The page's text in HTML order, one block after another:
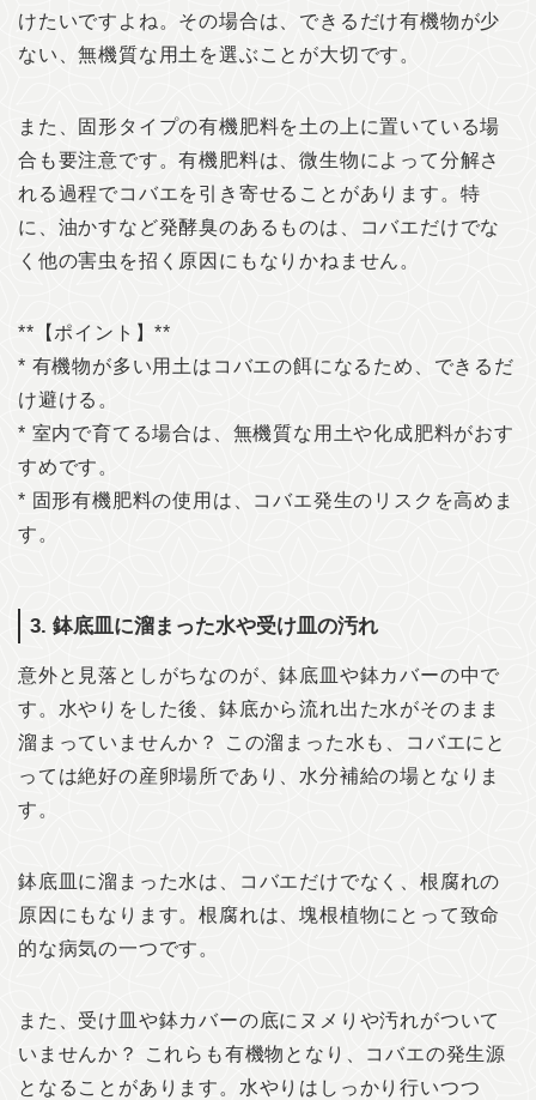
けたいですよね。その場合は、できるだけ有機物が少
ない、無機質な用土を選ぶことが大切です。
また、固形タイプの有機肥料を土の上に置いている場
合も要注意です。有機肥料は、微生物によって分解さ
れる過程でコバエを引き寄せることがあります。特
に、油かすなど発酵臭のあるものは、コバエだけでな
く他の害虫を招く原因にもなりかねません。
**【ポイント】**
* 有機物が多い用土はコバエの餌になるため、できるだ
け避ける。
* 室内で育てる場合は、無機質な用土や化成肥料がおす
すめです。
* 固形有機肥料の使用は、コバエ発生のリスクを高めま
す。
3. 鉢底皿に溜まった水や受け皿の汚れ
意外と見落としがちなのが、鉢底皿や鉢カバーの中で
す。水やりをした後、鉢底から流れ出た水がそのまま
溜まっていませんか？ この溜まった水も、コバエにと
っては絶好の産卵場所であり、水分補給の場となりま
す。
鉢底皿に溜まった水は、コバエだけでなく、根腐れの
原因にもなります。根腐れは、塊根植物にとって致命
的な病気の一つです。
また、受け皿や鉢カバーの底にヌメりや汚れがついて
いませんか？ これらも有機物となり、コバエの発生源
となることがあります。水やりはしっかり行いつつ